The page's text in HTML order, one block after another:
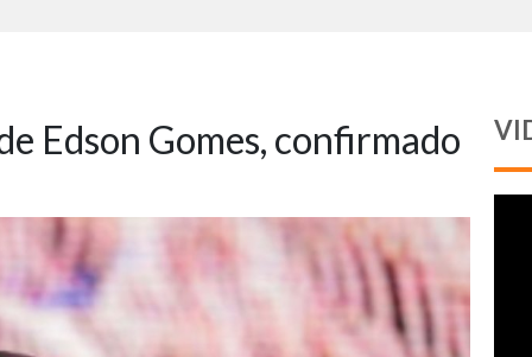
Edson Gomes, confirmado